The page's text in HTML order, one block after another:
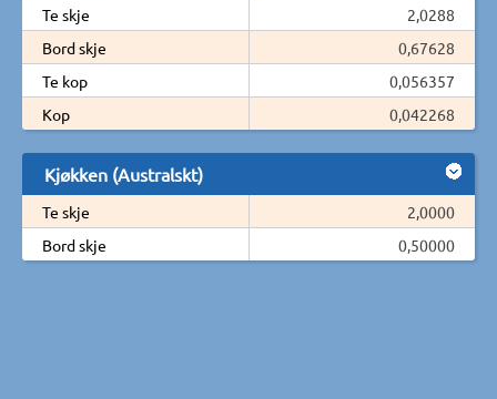
Te skje
2,0288
Bord skje
0,67628
Te kop
0,056357
Kop
0,042268
Kjøkken (Australskt)
Te skje
2,0000
Bord skje
0,50000